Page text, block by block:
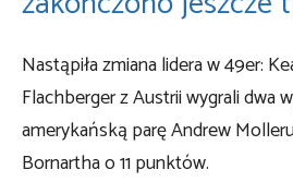
Nastąpiła zmiana lidera w 49er:
Flachberger z Austrii wygrali dwa
amerykańską parę Andrew
Bornartha o 11 punktów.